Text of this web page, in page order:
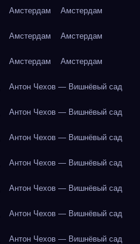
Амстердам Амстердам
Амстердам Амстердам
Амстердам Амстердам
Антон Чехов — Вишнёвый сад
Антон Чехов — Вишнёвый сад
Антон Чехов — Вишнёвый сад
Антон Чехов — Вишнёвый сад
Антон Чехов — Вишнёвый сад
Антон Чехов — Вишнёвый сад
Антон Чехов — Вишнёвый сад